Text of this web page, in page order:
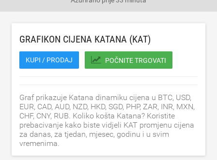
GRAFIKON CIJENA KATANA (KAT)
KUPI / PRODAJ POČNITE TRGOVATI
Graf prikazuje Katana dinamiku cijena u BTC, USD,
EUR, CAD, AUD, NZD, HKD, SGD, PHP, ZAR, INR, MXN,
CHF, CNY, RUB. Koliko košta Katana? Koristite
prebacivanje kako biste vidjeli KAT promjenu cijena
za danas, za tjedan, mjesec, godinu i u svim
vremenima.